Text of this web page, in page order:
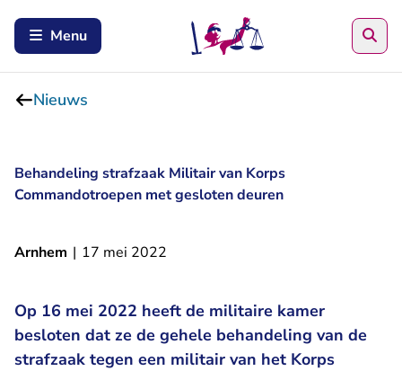
Menu
Nieuws
Behandeling strafzaak Militair van Korps
Commandotroepen met gesloten deuren
Arnhem | 17 mei 2022
Op 16 mei 2022 heeft de militaire kamer
besloten dat ze de gehele behandeling van de
strafzaak tegen een militair van het Korps